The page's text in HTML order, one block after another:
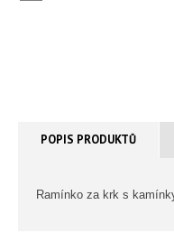
POPIS PRODUKTŮ
Ramínko za krk s